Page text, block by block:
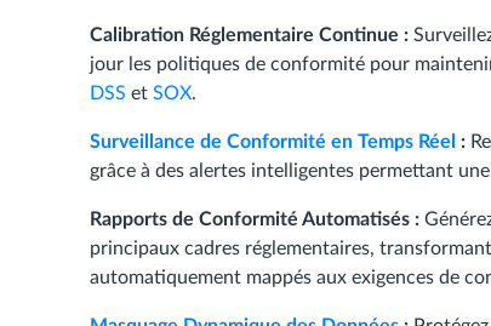
Calibration Réglementaire Continue :
jour les politiques de conformité pour
DSS et SOX.
Surveillance de Conformité en Temps Réel :
grâce à des alertes intelligentes permettant
Rapports de Conformité Automatisés :
principaux cadres réglementaires,
automatiquement mappés aux exigences de